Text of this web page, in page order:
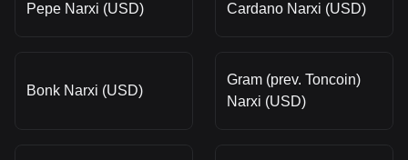
Pepe Narxi (USD) Cardano Narxi (USD)
Bonk Narxi (USD)
Gram (prev. Toncoin)
Narxi (USD)